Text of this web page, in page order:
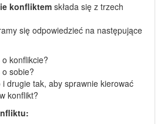
konfliktem składa się z trzech
się odpowiedzieć na następujące
konflikcie?
sobie?
i drugie tak, aby sprawnie kierować
konflikt?